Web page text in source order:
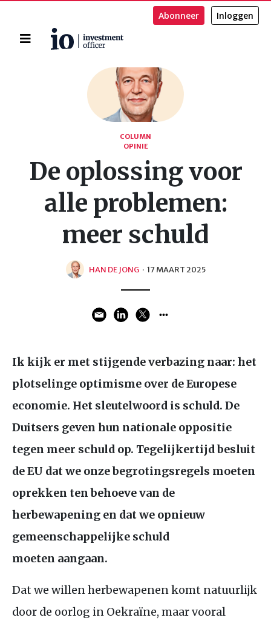
Home
Abonneer Inloggen
COLUMN
OPINIE
De oplossing voor
alle problemen:
meer schuld
HAN DE JONG · 17 MAART 2025
Ik kijk er met stijgende verbazing naar: het
plotselinge optimisme over de Europese
economie. Het sleutelwoord is schuld. De
Duitsers geven hun nationale oppositie
tegen meer schuld op. Tegelijkertijd besluit
deEU dat we onze begrotingsregels moeten
oprekken ten behoeve van de
herbewapening en dat we opnieuw
gemeenschappelijke schuld
moeten aangaan.
Dat we willen herbewapenen komt natuurlijk
door de oorlog in Oekraïne, maar vooral